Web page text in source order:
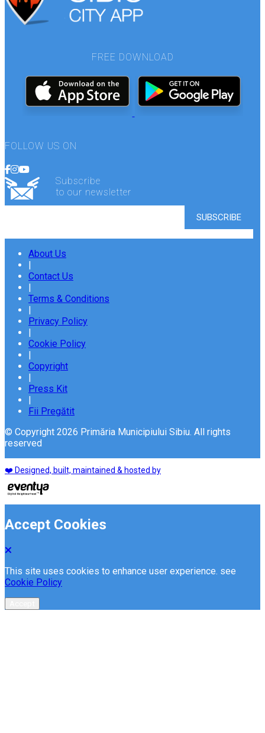
FREE DOWNLOAD
FOLLOW US ON
Subscribe
to our newsletter
About Us
Contact Us
Terms & Conditions
Privacy Policy
Cookie Policy
Copyright
Press Kit
Fii Pregătit
© Copyright 2026 Primăria Municipiului Sibiu. All rights
reserved
❤️ Designed, built, maintained & hosted by
Accept Cookies
This site uses cookies to enhance user experience. see
Cookie Policy